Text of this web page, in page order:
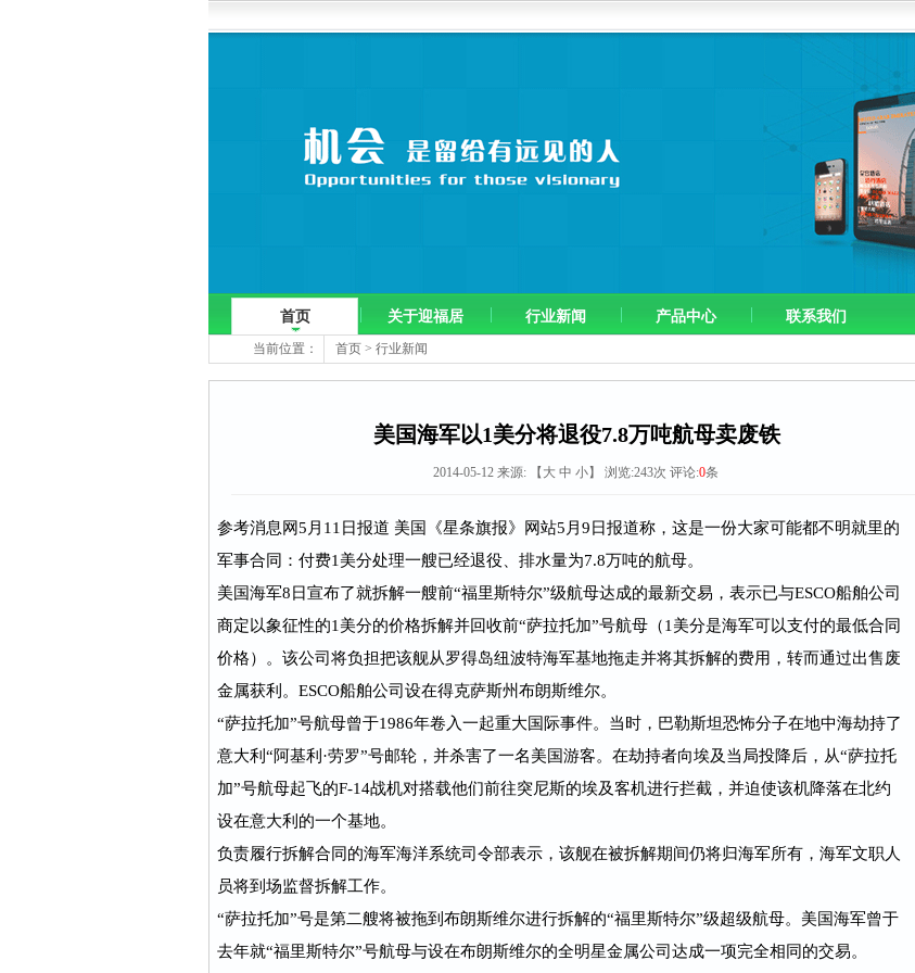
首页 关于迎福居 行业新闻 产品中心 联系我们
当前位置： 首页 > 行业新闻
美国海军以1美分将退役7.8万吨航母卖废铁
2014-05-12 来源: 【 大 中 小】 浏览:243次 评论:0条
参考消息网5月11日报道 美国《星条旗报》网站5月9日报道称，这是一份大家可能都不明就里的
军事合同：付费1美分处理一艘已经退役、排水量为7.8万吨的航母。
美国海军8日宣布了就拆解一艘前“福里斯特尔”级航母达成的最新交易，表示已与ESCO船舶公司
商定以象征性的1美分的价格拆解并回收前“萨拉托加”号航母（1美分是海军可以支付的最低合同
价格）。该公司将负担把该舰从罗得岛纽波特海军基地拖走并将其拆解的费用，转而通过出售废
金属获利。ESCO船舶公司设在得克萨斯州布朗斯维尔。
“萨拉托加”号航母曾于1986年卷入一起重大国际事件。当时，巴勒斯坦恐怖分子在地中海劫持了
意大利“阿基利·劳罗”号邮轮，并杀害了一名美国游客。在劫持者向埃及当局投降后，从“萨拉托
加”号航母起飞的F-14战机对搭载他们前往突尼斯的埃及客机进行拦截，并迫使该机降落在北约
设在意大利的一个基地。
负责履行拆解合同的海军海洋系统司令部表示，该舰在被拆解期间仍将归海军所有，海军文职人
员将到场监督拆解工作。
“萨拉托加”号是第二艘将被拖到布朗斯维尔进行拆解的“福里斯特尔”级超级航母。美国海军曾于
去年就“福里斯特尔”号航母与设在布朗斯维尔的全明星金属公司达成一项完全相同的交易。